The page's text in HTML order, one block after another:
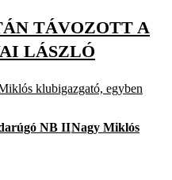
TÁVOZOTT A
LÁSZLÓ
klubigazgató, egyben
NB IINagy Miklós